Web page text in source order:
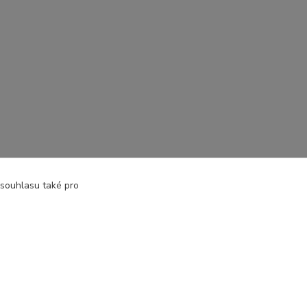
také pro